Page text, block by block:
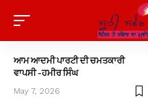
ਆਮ ਆਦਮੀ ਪਾਰਟੀ ਦੀ ਚਮਤਕਾਰੀ
ਵਾਪਸੀ -ਹਮੀਰ ਸਿੰਘ
May 7, 2026